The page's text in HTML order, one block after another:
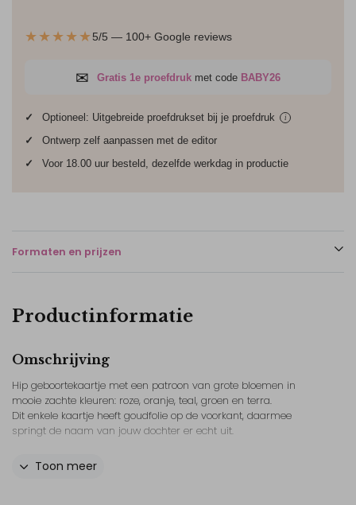
★★★★★5/5 — 100+ Google reviews
✉ Gratis 1e proefdruk met code BABY26
✓ Optioneel: Uitgebreide proefdrukset bij je proefdruk i
✓
Ontwerp zelf aanpassen met de editor
✓
Voor 18.00 uur besteld, dezelfde werkdag in productie
Formaten en prijzen
Productinformatie
Omschrijving
Hip geboortekaartje met een patroon van grote bloemen in
mooie zachte kleuren: roze, oranje, teal, groen en terra.
Dit enkele kaartje heeft goudfolie op de voorkant, daarmee
springt de naam van jouw dochter er echt uit.
eenvoudig zelf aan in de editor.
Toon meer